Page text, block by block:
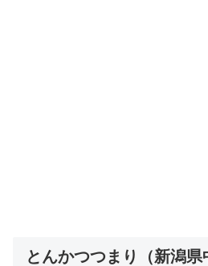
とんかつつまり（新潟県